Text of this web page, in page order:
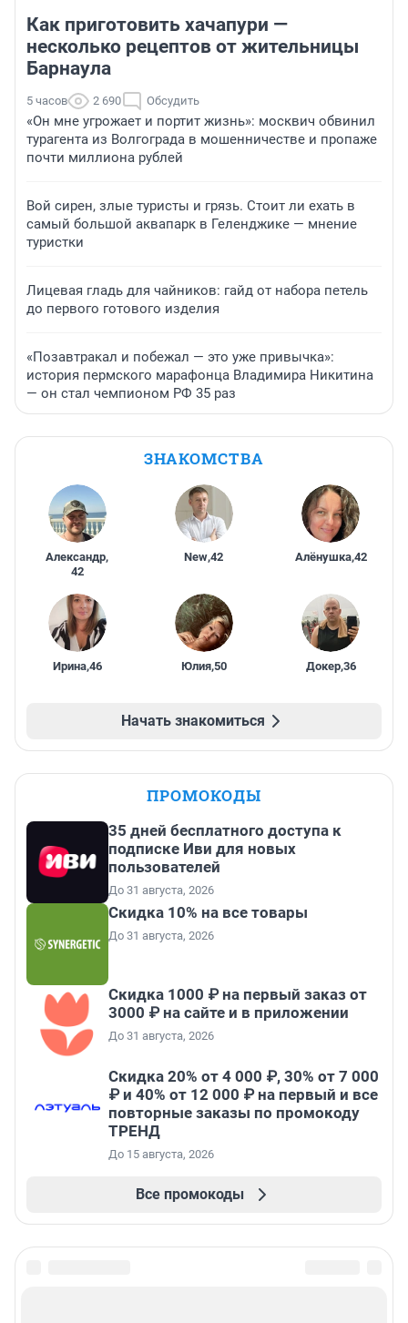
Как приготовить хачапури —
несколько рецептов от жительницы
Барнаула
5 часов 2 690 Обсудить
«Он мне угрожает и портит жизнь»: москвич обвинил
турагента из Волгограда в мошенничестве и пропаже
почти миллиона рублей
Вой сирен, злые туристы и грязь. Стоит ли ехать в
самый большой аквапарк в Геленджике — мнение
туристки
Лицевая гладь для чайников: гайд от набора петель
до первого готового изделия
«Позавтракал и побежал — это уже привычка»:
история пермского марафонца Владимира Никитина
— он стал чемпионом РФ 35 раз
ЗНАКОМСТВА
Александр,
42
New,42 Алёнушка,42
Ирина,46 Юлия,50 Докер,36
Начать знакомиться
ПРОМОКОДЫ
35 дней бесплатного доступа к
подписке Иви для новых
пользователей
До 31 августа, 2026
Скидка 10% на все товары
До 31 августа, 2026
Скидка 1000 ₽ на первый заказ от
3000 ₽ на сайте и в приложении
До 31 августа, 2026
Скидка 20% от 4 000 ₽, 30% от 7 000
₽ и 40% от 12 000 ₽ на первый и все
повторные заказы по промокоду
ТРЕНД
До 15 августа, 2026
Все промокоды